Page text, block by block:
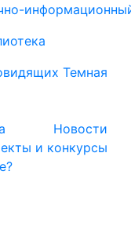
Темная
Новости
и конкурсы